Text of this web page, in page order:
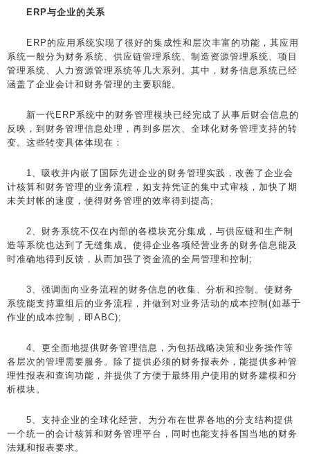
ERP与企业的关系
ERP的应用系统实现了很好的集成性和层次丰富的功能，其应用
系统一般分为财务系统、供应链管理系统、制造资源管理系统、项目
管理系统、人力资源管理系统等几大系列。其中，财务信息系统已经
涵盖了企业会计和财务管理的主要职能。
新一代ERP系统中的财务管理模块已经完成了从事后财会信息的
反映，到财务管理信息处理，再到多层次、全球化财务管理支持的转
变。这些转变具体体现在：
1、吸收并内嵌了国际先进企业的财务管理实践，改善了企业会
计核算和财务管理的业务流程，如支持凭证的集中式审核，加快了期
末关封帐的速度，使得财务管理的效率得到提高;
2、财务系统不仅在内部的各模块充分集成，与供应链和生产制
造等系统也达到了无缝集成。使得企业各项经营业务的财务信息能及
时准确地得到反馈，从而加强了资金流的全局管理和控制;
3、强调面向业务流程的财务信息的收集、分析和控制。使财务
系统能支持重组后的业务流程，并做到对业务活动的成本控制(如基于
作业的成本控制，即ABC);
4、更全面地提供财务管理信息，为包括战略决策和业务操作等
各层次的管理需要服务。除了提供必须的财务报表外，能提供多种管
理性报表和查询功能，并提供了方便于最终用户使用的财务建模和分
析模块。
5、支持企业的全球化经营。为分布在世界各地的分支结构提供
一个统一的会计核算和财务管理平台，同时也能支持各国当地的财务
法规和报表要求。